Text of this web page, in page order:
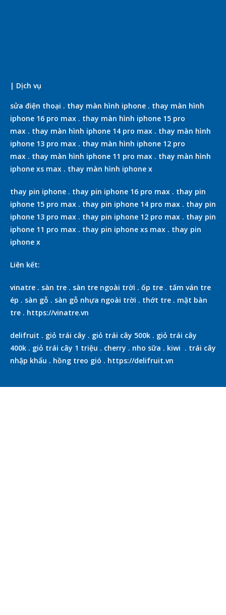
| Dịch vụ
sửa điện thoại . thay màn hình iphone . thay màn hình
iphone 16 pro max . thay màn hình iphone 15 pro
max . thay màn hình iphone 14 pro max . thay màn hình
iphone 13 pro max . thay màn hình iphone 12 pro
max . thay màn hình iphone 11 pro max . thay màn hình
iphone xs max . thay màn hình iphone x
thay pin iphone . thay pin iphone 16 pro max . thay pin
iphone 15 pro max . thay pin iphone 14 pro max . thay pin
iphone 13 pro max . thay pin iphone 12 pro max . thay pin
iphone 11 pro max . thay pin iphone xs max . thay pin
iphone x
Liên kết:
vinatre . sàn tre . sàn tre ngoài trời . ốp tre . tấm ván tre
ép . sàn gỗ . sàn gỗ nhựa ngoài trời . thớt tre . mặt bàn
tre . https://vinatre.vn
delifruit . giỏ trái cây . giỏ trái cây 500k . giỏ trái cây
400k . giỏ trái cây 1 triệu . cherry . nho sữa . kiwi . trái cây
nhập khẩu . hồng treo gió . https://delifruit.vn